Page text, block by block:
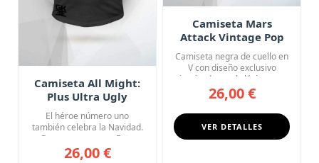
Camiseta All Might:
Plus Ultra Ugly
Sweater
El héroe número uno
también celebra la Navidad.
Pero a su manera. Esta
camise...
26,00 €
Camiseta Mars
Attack Vintage Pop
Camiseta negra de cuello en
V con diseño exclusivo
inspirado en el clásico sc...
26,00 €
VER DETALLES